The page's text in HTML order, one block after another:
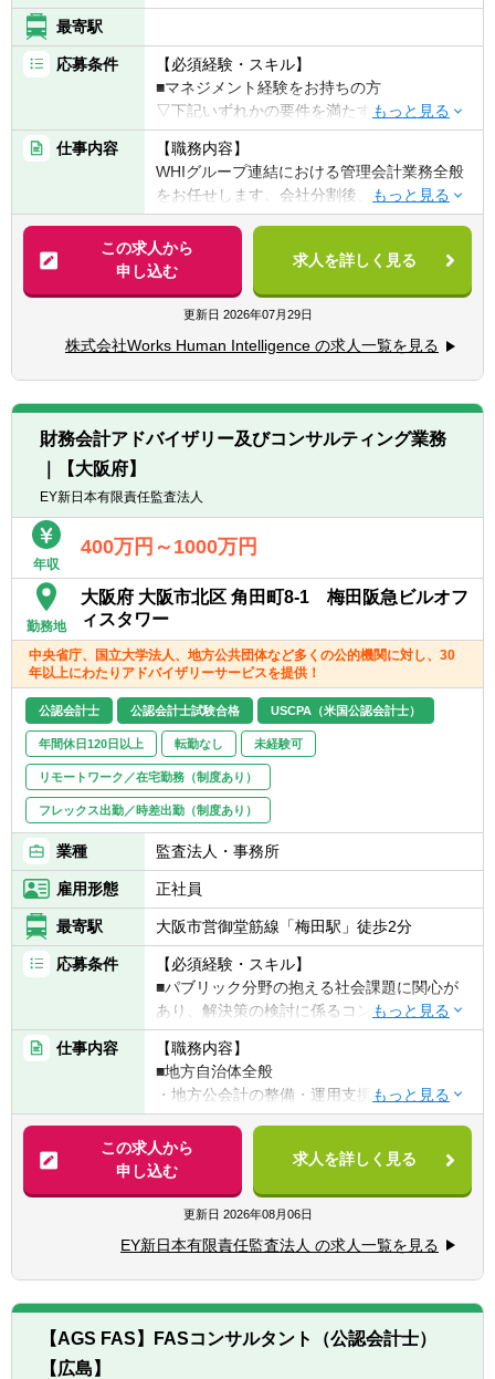
(予算管理ツールなど)の導入・改善を主導
● 経営会議資料の作成:
・取締役会や経営会議に向けた中期計画お
よび業績見通しに関する資料を作成する。
・その他、管理会計視点での分析とアクシ
ョンプランに関する資料を作成する。
■本ポジションの魅力
・強固なビジネスモデルによって大きく成長
していく企業において、未完成の管理会計部
門の成長を自らの手で作っていくことができ
ます。経営に与える影響も非常に大きく、や
りがいのある仕事です。
■キャリアパス：
・スキル/マネジメント経験など資質やご意向
に合わせ、社内の状況に合わせ財務部門・関
連するプロジェクト内での幅広いキャリア形
■募集背景：会社全体の財務会計強化のため
複雑化多様化する数々の社会課題に対し、人
の知恵を結集し解決することで「はたらく」
を楽しくする。我々はこれをミッションにし
ています。HR Techのリーディングカンパニ
ーとして、顧客数1,200法人グループ、契約
継続率98%、大手企業グループ3社に1社がお
客様、定額サービス料をベースに無償バージ
ョンアップをし、常に人事業務の最先端を機
能として網羅し提供。つまり、世の中の「働
く」のプラットフォームを創る圧倒的なノウ
ハウがあります。
？Profile Book：
https://speakerdeck.com/whisaiyo/works-
human-intelligence
■環境の魅力
わたしたちは社員自身が、もっとも「はたら
く」を楽しんでいる状態を体現します。そし
て財務としては会社の成長の基盤での部分を
支え、経営直下の部門にて、スタートしたば
かりの組織の中で仕組み自体を構築していく
面白さを味わうことができます。
■働き方：テレワーク、フレックス
・当社はテレワーク制度として、自宅での勤
務が可能なほか、所定の期間内で国内遠距離
での在宅勤務が可能、また一律10万円の手当
・20代の管理職登用実績あり
・時差出勤可能
最寄駅
応募条件
【必須経験・スキル】
■マネジメント経験をお持ちの方
▽下記いずれかの要件を満たす方
■IFRSでの開示、連結決算等の経験
■事業会社/コンサルティング会社における経
営企画・財務経理分野の業務経験5年以上
■会計事務所・税理士事務所等での財務アド
バイザリー経験
・事業計画策定・モニタリング支援、管理会
計導入、M&A等におけるDD経験など
■監査法人における監査経験
■会計士または税理士資格をお持ちの方
理経験、監査経験
■新規事業、システム導入、決算早期化、そ
■主体性をもって、積極的且つ柔軟に業務に
取り組む姿勢のある方
■曖昧かつ不確実な環境の中でも、指示を待
つことなく、自ら考え行動し結果を出せる方
■未経験の事柄にも向上心をもって取り組む
姿勢のある方
仕事内容
【職務内容】
WHIグループ連結における管理会計業務全般
をお任せします。会社分割後、急速に立ち上
げてきた新会社の管理会計部門の責任者とし
て、仕組みの構築から業務遂行までを行いな
がら、新たな管理会計体制を構築していただ
■経営に資する有益な管理会計情報の提供
■中期経営計画策定、年間予算策定、キャッ
シュフロー予算策定
■タイムリーな着地見込み・見通しの作成及
び管理
■コスト分析・コスト構造改善活動のリード
変革の原動力として 不確実性の高いビジネス
し、ビジネスリーダーへ冷静かつ的確なアド
バイスを行い 適切にリスクレベルをコントロ
ールしながら目標を達成させていきます。オ
フェンス＆ディフェンス両側面を兼ね備えた
ビジネスの成長にダイレクトに貢献できる職
種です。
【ポジションの魅力】
強固なビジネスモデルによって大きく成長し
ていく企業において、未完成の管理会計部門
の成長を自らの手で作っていくことができま
す。経営に与える影響も非常に大きく、やり
がいのある仕事です。
【キャリアパス】
スキル/マネジメント経験など資質やご意向に
合わせ、社内の状況に合わせ財務部門・関連
するプロジェクト内での幅広いキャリア形成
も可能です。
この求人から
申し込む
求人を詳しく見る
更新日 2026年07月29日
株式会社Works Human Intelligence の求人一覧を見る
財務会計アドバイザリー及びコンサルティング業務
｜【大阪府】
EY新日本有限責任監査法人
年収
400万円～1000万円
勤務地
大阪府 大阪市北区 角田町8-1 梅田阪急ビルオフ
ィスタワー
中央省庁、国立大学法人、地方公共団体など多くの公的機関に対し、30
年以上にわたりアドバイザリーサービスを提供！
公認会計士 公認会計士試験合格 USCPA（米国公認会計士）
年間休日120日以上 転勤なし 未経験可
リモートワーク／在宅勤務（制度あり）
フレックス出勤／時差出勤（制度あり）
業種 監査法人・事務所
雇用形態 正社員
最寄駅 大阪市営御堂筋線「梅田駅」徒歩2分
応募条件
【必須経験・スキル】
■パブリック分野の抱える社会課題に関心が
あり、解決策の検討に係るコンサルティング
業務等への従事に興味のある方
【歓迎経験・スキル】
■公認会計士（公認会計士試験合格者を含
む）又は米国公認会計士
■国・地方自治体勤務経験者
■公的機関（国、地方公共団体、関連団体
等）に対する、【職務内容】に掲げているよ
うなコンサルティング実務経験のある方
■監査法人、コンサルティング会社、シンク
仕事内容
【職務内容】
■地方自治体全般
・地方公会計の整備・運用支援、内部統制構
築支援、BPR（ビジネス・プロセス・リエン
ジニアリング）支援、DX支援、第三セクター
等の組織再編支援、各種調査（コンサルティ
ング業務）、会計相談・研修対応等
■インフラストラクチャー（上下水道・道路
等）関連
・経営戦略策定（長期財政シミュレーショ
ン）支援、上下水道料金改定支援、公営企業
会計導入支援、広域連携支援、官民連携支
援、PPP/PFI/コンセッション等の導入可能性
調査、内部統制構築支援、会計相談・研修対
この求人から
申し込む
求人を詳しく見る
更新日 2026年08月06日
EY新日本有限責任監査法人 の求人一覧を見る
【AGS FAS】FASコンサルタント（公認会計士）
【広島】